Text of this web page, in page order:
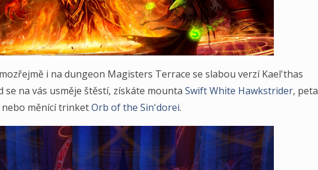
i na dungeon Magisters Terrace se slabou verzí Kael'thas
se na vás usměje štěstí, získáte mounta Swift White Hawkstrider, peta
nebo měnící trinketOrb of the Sin'dorei.